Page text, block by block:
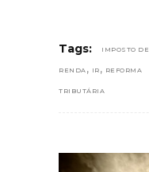
Tags: IMPOSTO DE
RENDA , IR , REFORMA
TRIBUTÁRIA